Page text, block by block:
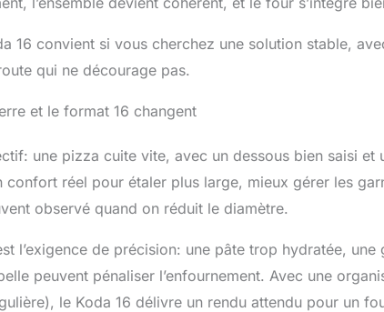
16 convient si vous cherchez une solution stable,
qui ne décourage pas.
et le format 16 changent
une pizza cuite vite, avec un dessous bien saisi et
réel pour étaler plus large, mieux gérer les
observé quand on réduit le diamètre.
l’exigence de précision: une pâte trop hydratée,
peuvent pénaliser l’enfournement. Avec une
le Koda 16 délivre un rendu attendu pour un